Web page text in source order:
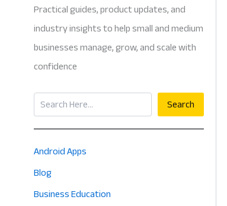
Practical guides, product updates, and
industry insights to help small and medium
businesses manage, grow, and scale with
confidence
Search Search
Android Apps
Blog
Business Education